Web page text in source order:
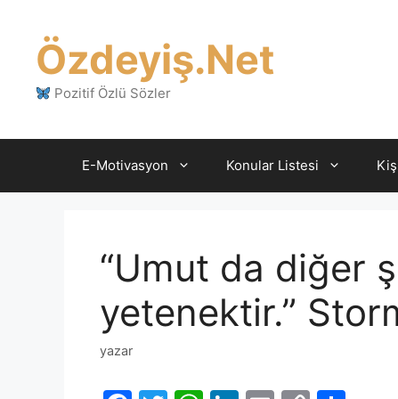
Özdeyiş.Net
Pozitif Özlü Sözler
E-Motivasyon Konular Listesi
“Umut da diğer
yetenektir.”
yazar